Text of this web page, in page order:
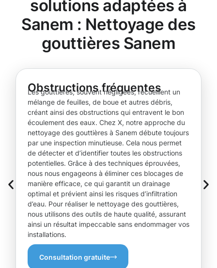
solutions adaptées à
Sanem : Nettoyage des
gouttières Sanem
Obstructions fréquentes
Les gouttières, souvent négligées, recueillent un
mélange de feuilles, de boue et autres débris,
créant ainsi des obstructions qui entravent le bon
écoulement des eaux. Chez X, notre approche du
nettoyage des gouttières à Sanem débute toujours
par une inspection minutieuse. Cela nous permet
de détecter et d’identifier toutes les obstructions
potentielles. Grâce à des techniques éprouvées,
nous nous engageons à éliminer ces blocages de
manière efficace, ce qui garantit un drainage
optimal et prévient ainsi les risques d’infiltration
d’eau. Pour réaliser le nettoyage des gouttières,
nous utilisons des outils de haute qualité, assurant
ainsi un résultat impeccable sans endommager vos
installations.
Consultation gratuite